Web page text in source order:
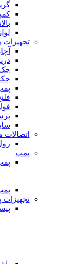
تجهیزات
جک
اتصالات
پمپ